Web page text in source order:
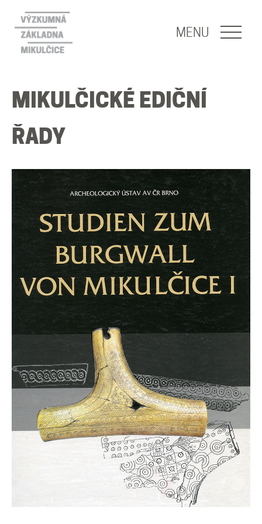
NAVIGACE
Lidé
Publikace
Mikulčické ediční řady
Ostatní monografie
Projekty
Klíčová témata výzkumu
Letní škola archeologie
Kalendář akcí
MENU
MIKULČICKÉ EDIČNÍ
ŘADY